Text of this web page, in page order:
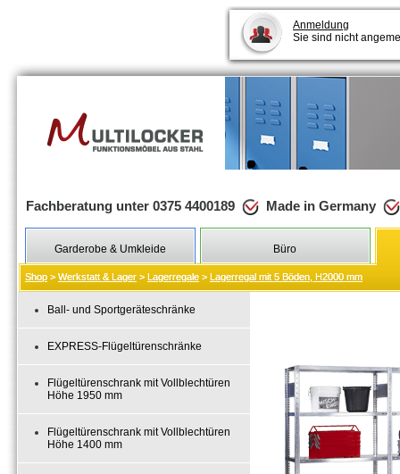
Anmeldung
Sie sind nicht
Fachberatung unter 0375 4400189 Made in Germany
Garderobe & Umkleide Büro
Shop > Werkstatt & Lager > Lagerregale > Lagerregal mit 5 Böden, H2000 mm
Shop > Werkstatt & Lager > Lagerregale > Lagerregal mit 5 Böden, H2000 mm
Ball- und Sportgeräteschränke
EXPRESS-Flügeltürenschränke
Flügeltürenschrank mit Vollblechtüren
Höhe 1950 mm
Flügeltürenschrank mit Vollblechtüren
Höhe 1400 mm